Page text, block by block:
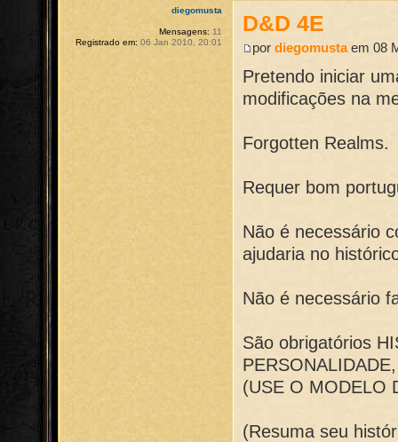
D&D 4E
pordiegomustaem 08
Pretendo iniciar
modificações na
Forgotten Realms.
Requer bom
Não é necessário
ajudaria no
Não é necessário
São obrigatórios
(USE O MODELO
(Resuma seu
diegomusta
Mensagens: 11
Registrado em: 06 Jan 2010, 20:01